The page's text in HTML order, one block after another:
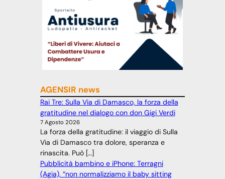
AGENSIR news
Rai Tre: Sulla Via di Damasco, la forza della
gratitudine nel dialogo con don Gigi Verdi
7 Agosto 2026
La forza della gratitudine: il viaggio di Sulla
Via di Damasco tra dolore, speranza e
rinascita. Può […]
Pubblicità bambino e iPhone: Terragni
(Agia), “non normalizziamo il baby sitting